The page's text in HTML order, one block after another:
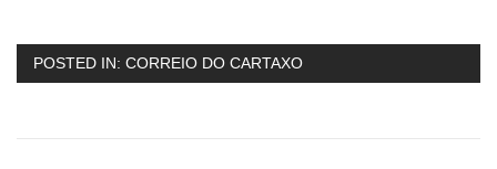
POSTED IN: CORREIO DO CARTAXO